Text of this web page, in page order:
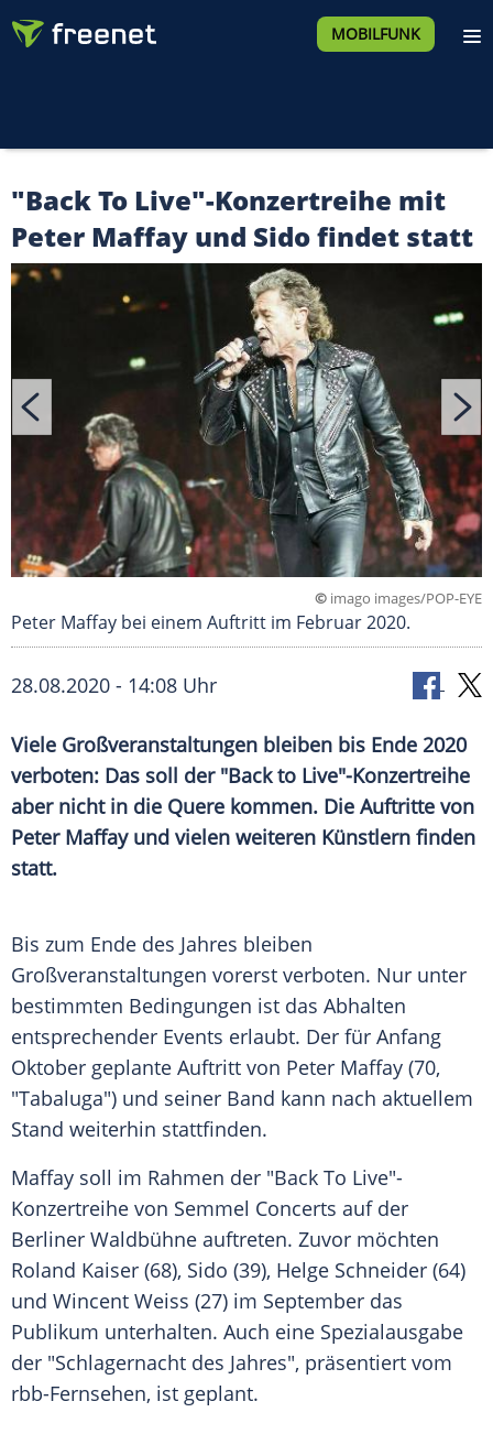
MOBILFUNK
"Back To Live"-Konzertreihe mit
Peter Maffay und Sido findet statt
© imago images/POP-EYE
Peter Maffay bei einem Auftritt im Februar 2020.
28.08.2020 - 14:08 Uhr
Viele Großveranstaltungen bleiben bis Ende 2020
verboten: Das soll der "Back to Live"-Konzertreihe
aber nicht in die Quere kommen. Die Auftritte von
Peter Maffayund vielen weiteren Künstlern finden
statt.
Bis zum Ende des Jahres bleiben
Großveranstaltungen vorerst verboten. Nur unter
bestimmten Bedingungen ist das Abhalten
entsprechender Events erlaubt. Der für Anfang
Oktober geplante Auftritt von Peter Maffay (70,
"Tabaluga") und seiner Band kann nach aktuellem
Stand weiterhin stattfinden.
Maffay soll im Rahmen der "Back To Live"-
Konzertreihe von Semmel Concerts auf der
Berliner Waldbühne auftreten. Zuvor möchten
Roland Kaiser (68), Sido (39), Helge Schneider (64)
und Wincent Weiss (27) im September das
Publikum unterhalten. Auch eine Spezialausgabe
der "Schlagernacht des Jahres", präsentiert vom
rbb-Fernsehen, ist geplant.